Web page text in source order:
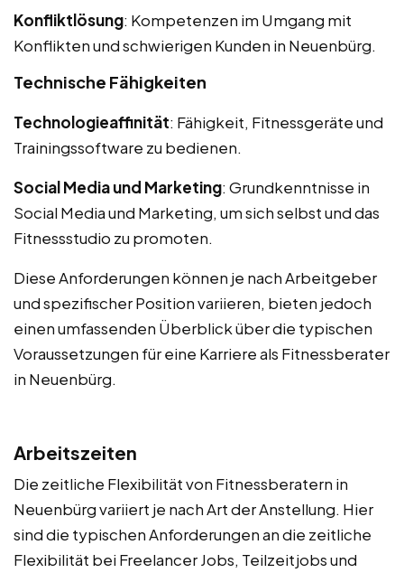
Konfliktlösung: Kompetenzen im Umgang mit
Konflikten und schwierigen Kunden in Neuenbürg.
Technische Fähigkeiten
Technologieaffinität: Fähigkeit, Fitnessgeräte und
Trainingssoftware zu bedienen.
Social Media und Marketing: Grundkenntnisse in
Social Media und Marketing, um sich selbst und das
Fitnessstudio zu promoten.
Diese Anforderungen können je nach Arbeitgeber
und spezifischer Position variieren, bieten jedoch
einen umfassenden Überblick über die typischen
Voraussetzungen für eine Karriere als Fitnessberater
in Neuenbürg.
Arbeitszeiten
Die zeitliche Flexibilität von Fitnessberatern in
Neuenbürg variiert je nach Art der Anstellung. Hier
sind die typischen Anforderungen an die zeitliche
Flexibilität bei Freelancer Jobs, Teilzeitjobs und